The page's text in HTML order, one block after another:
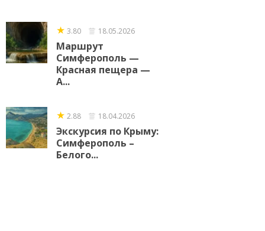
★ 3.80 18.05.2026
Маршрут
Симферополь —
Красная пещера —
А...
★ 2.88 18.04.2026
Экскурсия по Крыму:
Симферополь –
Белого...